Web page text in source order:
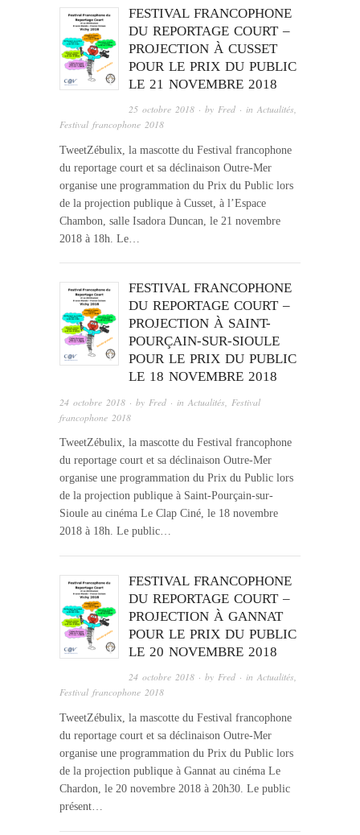
FESTIVAL FRANCOPHONE
DU REPORTAGE COURT –
PROJECTION À CUSSET
POUR LE PRIX DU PUBLIC
LE 21 NOVEMBRE 2018
25 octobre 2018 · by Fred · inActualités
Festival francophone 2018
TweetZébulix, la mascotte du Festival francophone
du reportage court et sa déclinaison Outre-Mer
organise une programmation du Prix du Public lors
de la projection publique à Cusset, à l’Espace
Chambon, salle Isadora Duncan, le 21 novembre
2018 à 18h. Le…
FESTIVAL FRANCOPHONE
DU REPORTAGE COURT –
PROJECTION À SAINT-
POURÇAIN-SUR-SIOULE
POUR LE PRIX DU PUBLIC
LE 18 NOVEMBRE 2018
24 octobre 2018 · by Fred · in Actualités
Festival
francophone 2018
TweetZébulix, la mascotte du Festival francophone
du reportage court et sa déclinaison Outre-Mer
organise une programmation du Prix du Public lors
de la projection publique à Saint-Pourçain-sur-
Sioule au cinéma Le Clap Ciné, le 18 novembre
2018 à 18h. Le public…
FESTIVAL FRANCOPHONE
DU REPORTAGE COURT –
PROJECTION À GANNAT
POUR LE PRIX DU PUBLIC
LE 20 NOVEMBRE 2018
24 octobre 2018 · byFred · inActualités,
Festival francophone 2018
TweetZébulix, la mascotte du Festival francophone
du reportage court et sa déclinaison Outre-Mer
organise une programmation du Prix du Public lors
de la projection publique à Gannat au cinéma Le
Chardon, le 20 novembre 2018 à 20h30. Le public
présent…